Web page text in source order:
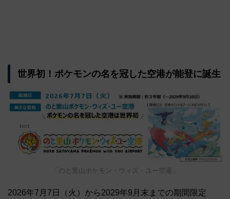
世界初！ポケモンの名を冠した空港が能登に誕生
「のと里山ポケモン・ウィズ・ユー空港」
2026年7月7日（火）から2029年9月末までの期間限定